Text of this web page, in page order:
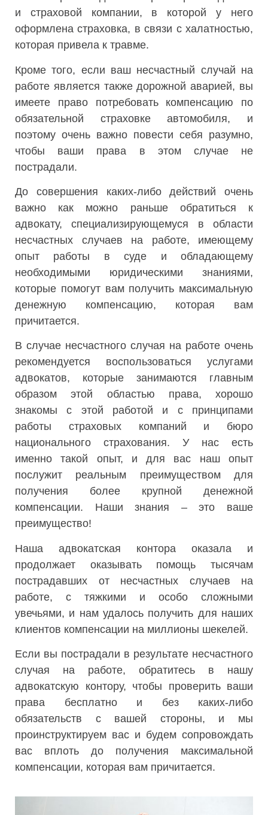
и страховой компании, в которой у него
оформлена страховка, в связи с халатностью,
которая привела к травме.
Кроме того, если ваш несчастный случай на
работе является также дорожной аварией, вы
имеете право потребовать компенсацию по
обязательной страховке автомобиля, и
поэтому очень важно повести себя разумно,
чтобы ваши права в этом случае не
пострадали.
До совершения каких-либо действий очень
важно как можно раньше обратиться к
адвокату, специализирующемуся в области
несчастных случаев на работе, имеющему
опыт работы в суде и обладающему
необходимыми юридическими знаниями,
которые помогут вам получить максимальную
денежную компенсацию, которая вам
причитается.
В случае несчастного случая на работе очень
рекомендуется воспользоваться услугами
адвокатов, которые занимаются главным
образом этой областью права, хорошо
знакомы с этой работой и с принципами
работы страховых компаний и бюро
национального страхования. У нас есть
именно такой опыт, и для вас наш опыт
послужит реальным преимуществом для
получения более крупной денежной
компенсации. Наши знания – это ваше
преимущество!
Наша адвокатская контора оказала и
продолжает оказывать помощь тысячам
пострадавших от несчастных случаев на
работе, с тяжкими и особо сложными
увечьями, и нам удалось получить для наших
клиентов компенсации на миллионы шекелей.
Если вы пострадали в результате несчастного
случая на работе, обратитесь в нашу
адвокатскую контору, чтобы проверить ваши
права бесплатно и без каких-либо
обязательств с вашей стороны, и мы
проинструктируем вас и будем сопровождать
вас вплоть до получения максимальной
компенсации, которая вам причитается.